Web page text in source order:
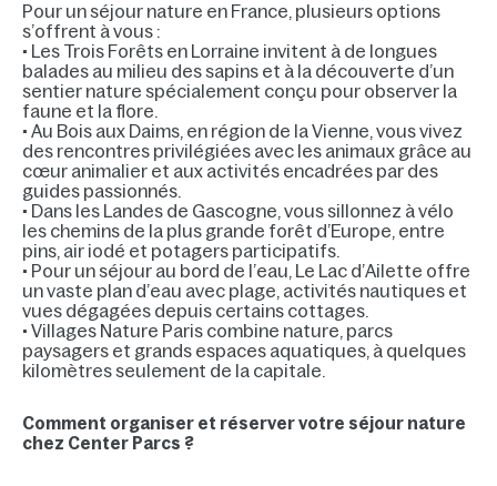
Pour un séjour nature en France, plusieurs options
s’offrent à vous :
• Les Trois Forêts en Lorraine invitent à de longues
balades au milieu des sapins et à la découverte d’un
sentier nature spécialement conçu pour observer la
faune et la flore.
• Au Bois aux Daims, en région de la Vienne, vous vivez
des rencontres privilégiées avec les animaux grâce au
cœur animalier et aux activités encadrées par des
guides passionnés.
• Dans les Landes de Gascogne, vous sillonnez à vélo
les chemins de la plus grande forêt d’Europe, entre
pins, air iodé et potagers participatifs.
• Pour un séjour au bord de l’eau, Le Lac d’Ailette offre
un vaste plan d’eau avec plage, activités nautiques et
vues dégagées depuis certains cottages.
• Villages Nature Paris combine nature, parcs
paysagers et grands espaces aquatiques, à quelques
kilomètres seulement de la capitale.
Comment organiser et réserver votre séjour nature
chez Center Parcs ?